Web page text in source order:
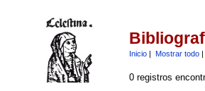
Inicio| Mostrar todo|
0 registros